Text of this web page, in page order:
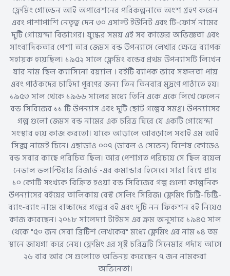
ফ্লেমিং গোল্ডেন আই অপারেশনের পরিকল্পনাতে অংশ গ্রহণ করেন
এবং পাশাপাশি নেতৃত্ব দেন ৩০ এসাল্ট ইউনিট এবং টি-ফোর্স নামের
দুটি গোয়েন্দা বিভাগের। যুদ্ধের সময় এই সব কাজের অভিজ্ঞতা এবং
সাংবাদিকতার পেশা তার জেমস বন্ড উপন্যাসে লেখার ক্ষেত্রে ব্যাপক
সহায়ক হয়েছিল। ১৯৫২ সালে ফ্লেমিং বন্ডের প্রথম উপন্যাসটি লিখেন
যার নাম ছিল ক্যাসিনো রয়্যাল । বইটি ব্যাপক ভাবে সফলতা পায়
এবং পাঠকদের চাহিদা পূরণের জন্য তিন তিনবার মুদ্রণে পাঠাতে হয়।
১৯৫৩ সাল থেকে ১৯৬৬ সালের মধ্যে তিনি একে একে লিখে ফেলেন
বন্ড সিরিজের ১১ টি উপন্যাস এবং দুটি ছোট গল্পের সমগ্র। উপন্যাসের
গল্প গুলো জেমস বন্ড নামের এক চরিত্র ঘিরে যে একটি গোয়েন্দা
সংস্থার হয়ে কাজ করতো। যাকে আড়ালে আবড়ালে সবাই এম আই
সিক্স নামেই চিনে। এছাড়াও ০০৭ (ডাবল ও সেভেন) বিশেষ কোডেও
বন্ড সবার কাছে পরিচিত ছিল। আর পেশাগত পরিচয়ে সে ছিল রয়েল
নেভাল ভলান্টিয়ার রিজার্ভ -এর কমান্ডার হিসেবে। সারা বিশ্বে প্রায়
১০ কোটি সংখ্যক বিক্রিত হওয়া বন্ড সিরিজের গল্প গুলো কাল্পনিক
উপন্যাসের বইয়ের তালিকায় বেস্ট সেলিং সিরিজ। ফ্লেমিং চিট্টি-চিট্টি-
ব্যাং-ব্যাং নামে বাচ্চাদের গল্পের বই এবং দুটি নন ফিকশন বই নিয়েও
কাজ করেছেন। ২০১৮ সালেদ্যা টাইমস এর ক্রম অনুসারে ১৯৪৫ সাল
থেকে "৫০ জন সেরা ব্রিটিশ লেখকের" মধ্যে ফ্লেমিং এর নাম ১৪ তম
স্থানে জায়গা করে নেয়। ফ্লেমিং এর সৃষ্ট চরিত্রটি সিনেমার পর্দায় আসে
২৬ বার আর সে গুলোতে অভিনয় করেছেন ৭ জন নামকরা
অভিনেতা।